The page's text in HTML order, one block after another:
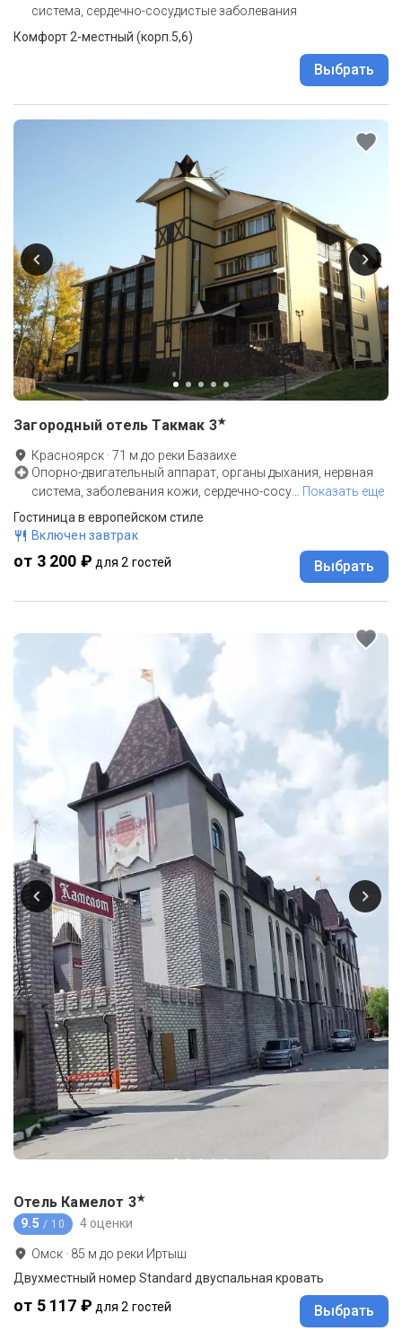
система, сердечно-сосудистые заболевания
Комфорт 2-местный (корп.5,6)
Выбрать
Загородный отель Такмак 3★
Красноярск ·71 м до реки Базаихе
Опорно-двигательный аппарат, органы дыхания, нервная
система, заболевания кожи, сердечно-сосу
Показать еще
Гостиница в европейском стиле
Включен завтрак
от 3 200 ₽ для 2 гостей Выбрать
Отель Камелот 3★
9.5 / 10 4 оценки
Омск · 85 м до реки Иртыш
Двухместный номер Standard двуспальная кровать
от 5 117 ₽ для 2 гостей Выбрать